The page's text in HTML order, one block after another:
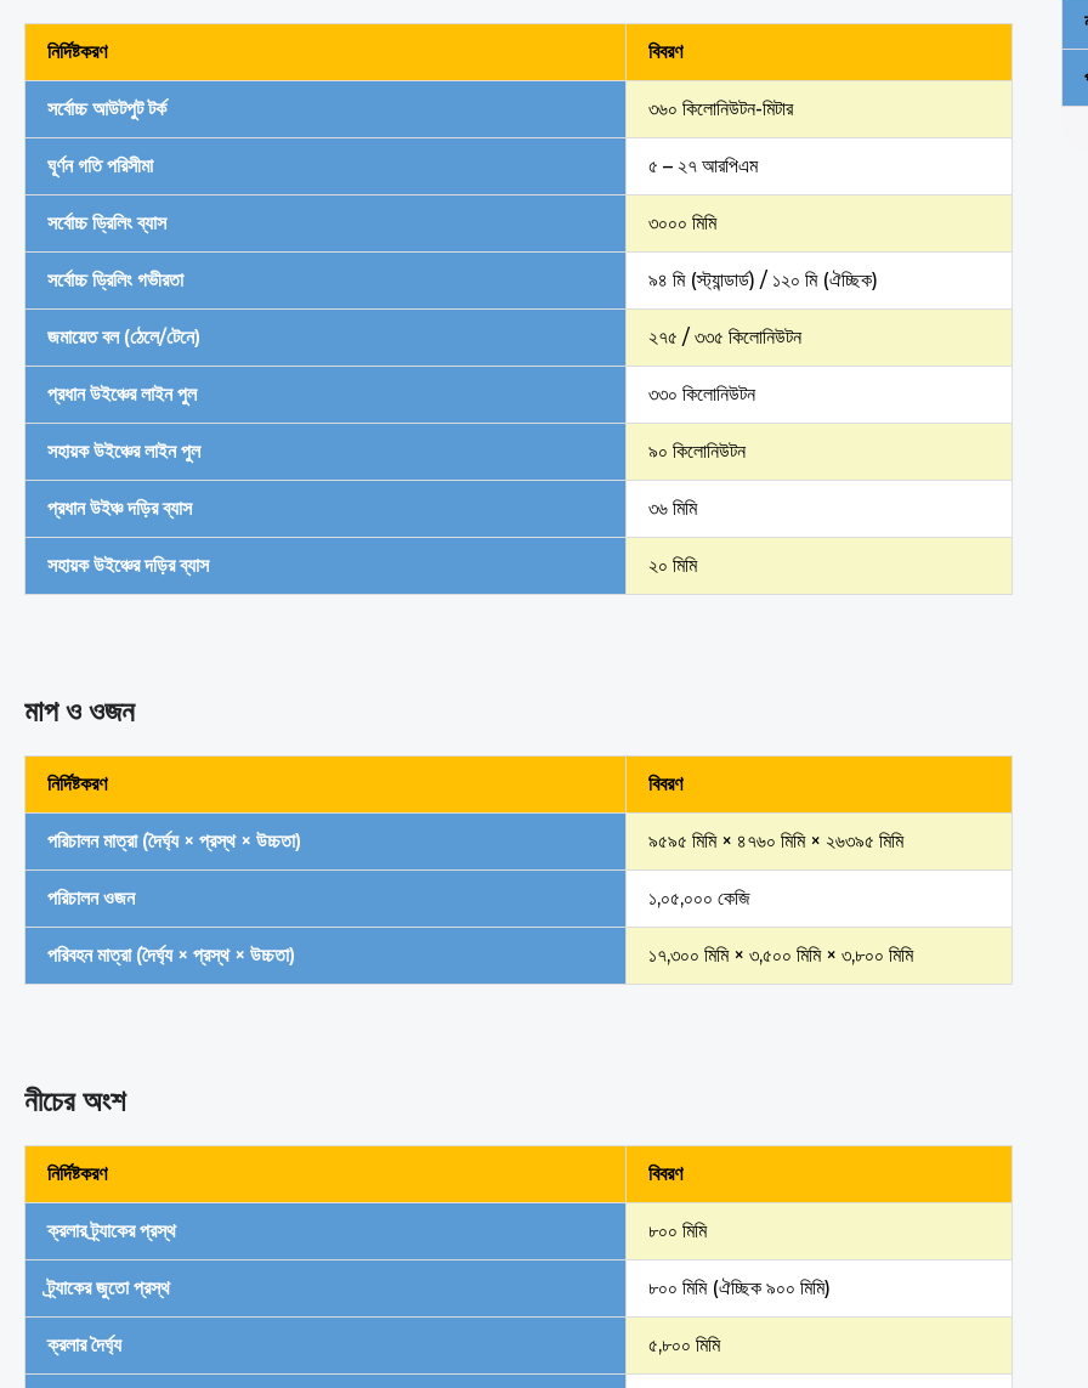
নির্দিষ্টকরণ বিবরণ
সর্বোচ্চ আউটপুট টর্ক ৩৬০ কিলোনিউটন-মিটার
ঘূর্ণন গতি পরিসীমা ৫ – ২৭ আরপিএম
সর্বোচ্চ ড্রিলিং ব্যাস ৩০০০ মিমি
সর্বোচ্চ ড্রিলিং গভীরতা ৯৪ মি (স্ট্যান্ডার্ড) / ১২০ মি (ঐচ্ছিক)
জমায়েত বল (ঠেলে/টেনে) ২৭৫ / ৩৩৫ কিলোনিউটন
প্রধান উইঞ্চের লাইন পুল ৩৩০ কিলোনিউটন
সহায়ক উইঞ্চের লাইন পুল ৯০ কিলোনিউটন
প্রধান উইঞ্চ দড়ির ব্যাস ৩৬ মিমি
সহায়ক উইঞ্চের দড়ির ব্যাস ২০ মিমি
মাপ ও ওজন
নির্দিষ্টকরণ বিবরণ
পরিচালন মাত্রা (দৈর্ঘ্য × প্রস্থ × উচ্চতা) ৯৫৯৫ মিমি × ৪৭৬০ মিমি × ২৬৩৯৫ মিমি
পরিচালন ওজন ১,০৫,০০০ কেজি
পরিবহন মাত্রা (দৈর্ঘ্য × প্রস্থ × উচ্চতা) ১৭,৩০০ মিমি × ৩,৫০০ মিমি × ৩,৮০০ মিমি
নীচের অংশ
নির্দিষ্টকরণ বিবরণ
ক্রলার ট্র্যাকের প্রস্থ ৮০০ মিমি
ট্র্যাকের জুতো প্রস্থ ৮০০ মিমি (ঐচ্ছিক ৯০০ মিমি)
ক্রলার দৈর্ঘ্য ৫,৮০০ মিমি